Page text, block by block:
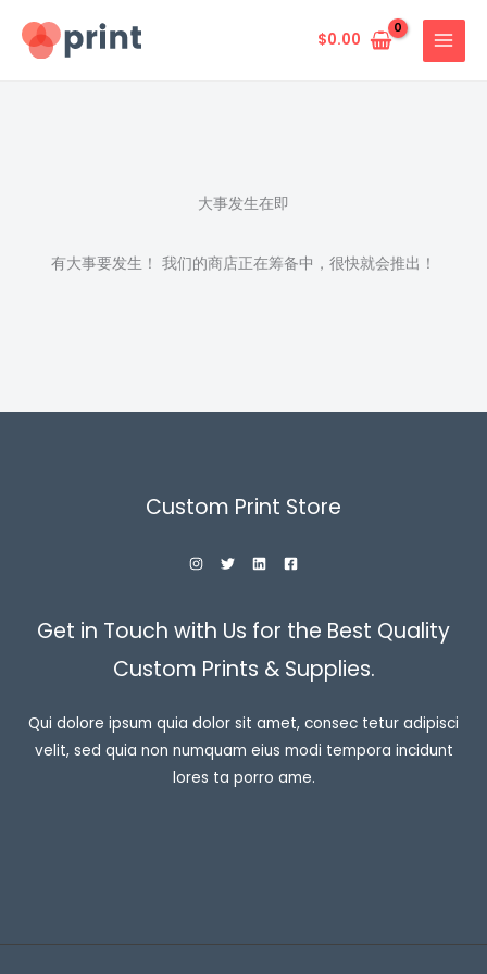
$0.00
大事发生在即
有大事要发生！ 我们的商店正在筹备中，很快就会推出！
Custom Print Store
Get in Touch with Us for the Best Quality
Custom Prints & Supplies.
Qui dolore ipsum quia dolor sit amet, consec tetur adipisci
velit, sed quia non numquam eius modi tempora incidunt
lores ta porro ame.